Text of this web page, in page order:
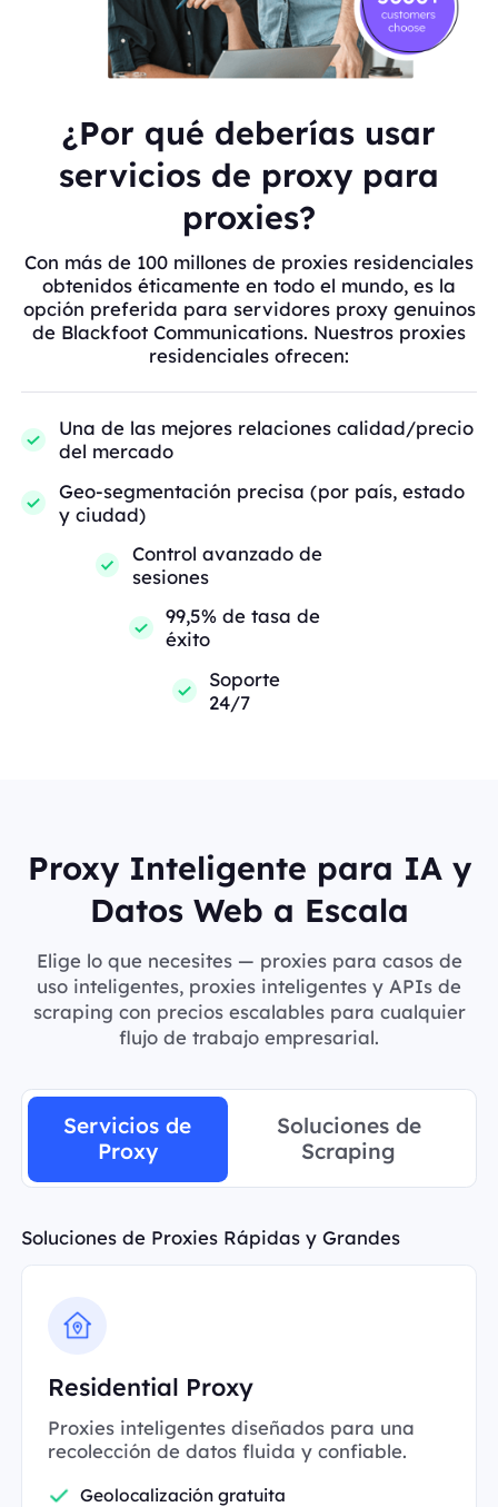
¿Por qué deberías usar
servicios de proxy para
proxies?
Con más de 100 millones de proxies residenciales
obtenidos éticamente en todo el mundo, es la
opción preferida para servidores proxy genuinos
de Blackfoot Communications. Nuestros proxies
residenciales ofrecen:
Una de las mejores relaciones calidad/precio
del mercado
Geo-segmentación precisa (por país, estado
y ciudad)
Control avanzado de
sesiones
99,5% de tasa de
éxito
Soporte
24/7
Proxy Inteligente para IA y
Datos Web a Escala
Elige lo que necesites — proxies para casos de
uso inteligentes, proxies inteligentes y APIs de
scraping con precios escalables para cualquier
flujo de trabajo empresarial.
Servicios de
Proxy
Soluciones de
Scraping
Soluciones de Proxies Rápidas y Grandes
Residential Proxy
Proxies inteligentes diseñados para una
recolección de datos fluida y confiable.
Geolocalización gratuita